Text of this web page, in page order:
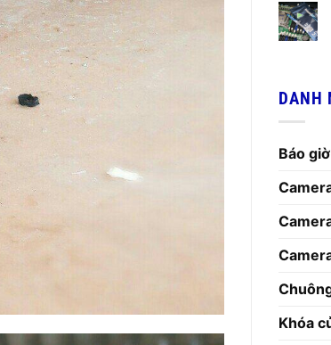
DANH
Báo giờ
Khóa